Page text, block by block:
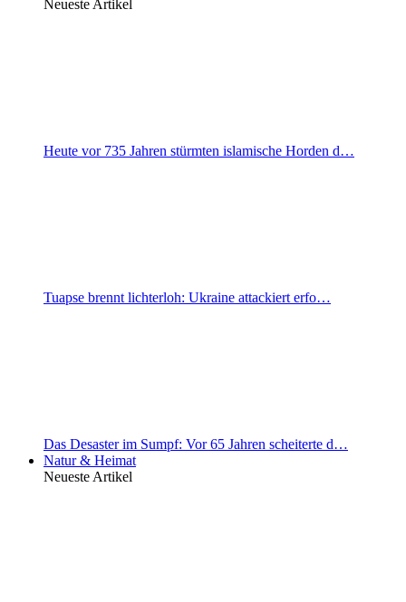
Neueste Artikel
Heute vor 735 Jahren stürmten islamische Horden d…
Tuapse brennt lichterloh: Ukraine attackiert erfo…
Das Desaster im Sumpf: Vor 65 Jahren scheiterte d…
Natur & Heimat
Neueste Artikel